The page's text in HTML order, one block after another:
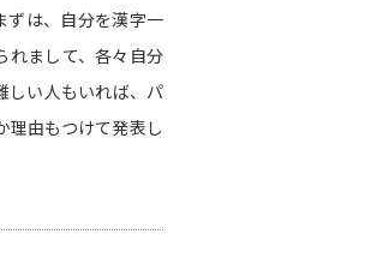
ずは、自分を漢字一
れまして、各々自分
しい人もいれば、パ
由もつけて発表し